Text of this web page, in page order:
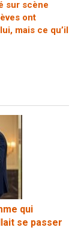
sur scène
ont
mais ce qu’il
qui
se passer